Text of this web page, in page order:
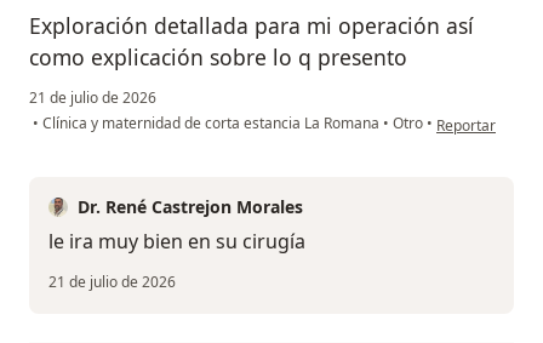
Exploración detallada para mi operación así
como explicación sobre lo q presento
21 de julio de 2026
• Clínica y maternidad de corta estancia La Romana • Otro • en opinión del
Reportar
Dr. René Castrejon Morales
le ira muy bien en su cirugía
21 de julio de 2026